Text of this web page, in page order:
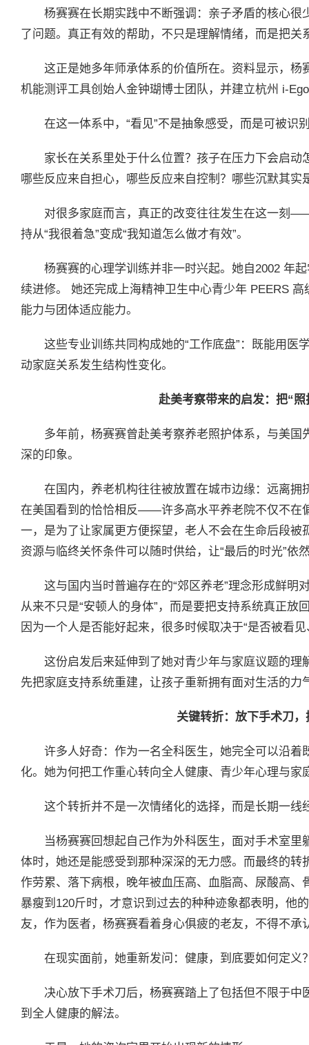
杨赛赛在长期实践中不断强调：亲子矛盾的核心很
了问题。真正有效的帮助，不只是理解情绪，而是把关
这正是她多年师承体系的价值所在。资料显示，杨
机能测评工具创始人金钟瑚博士团队，并建立杭州 i-
在这一体系中，“看见”不是抽象感受，而是可被识
家长在关系里处于什么位置？孩子在压力下会启
哪些反应来自担心，哪些反应来自控制？哪些沉默其实
对很多家庭而言，真正的改变往往发生在这一刻
持从“我很着急”变成“我知道怎么做才有效”。
杨赛赛的心理学训练并非一时兴起。她自2002 年
续进修。 她还完成上海精神卫生中心青少年 PEERS
能力与团体适应能力。
这些专业训练共同构成她的“工作底盘”：既能用医
动家庭关系发生结构性变化。
赴美考察带来的启发：把“照
多年前，杨赛赛曾赴美考察养老照护体系，与美
深的印象。
在国内，养老机构往往被放置在城市边缘：远离拥
在美国看到的恰恰相反——许多高水平养老院不仅不在
一，是为了让家属更方便探望，老人不会在生命后段
资源与临终关怀条件可以随时供给，让“最后的时光”依
这与国内当时普遍存在的“郊区养老”理念形成鲜明
从来不只是“安顿人的身体”，而是要把支持系统真正放
因为一个人是否能好起来，很多时候取决于“是否被看
这份启发后来延伸到了她对青少年与家庭议题的
先把家庭支持系统重建，让孩子重新拥有面对生活的力
关键转折：放下手术刀
许多人好奇：作为一名全科医生，她完全可以沿
化。她为何把工作重心转向全人健康、青少年心理与家
这个转折并不是一次情绪化的选择，而是长期一线
当杨赛赛回想起自己作为外科医生，面对手术室
体时，她还是能感受到那种深深的无力感。而最终的
作劳累、落下病根，晚年被血压高、血脂高、尿酸高、
暴瘦到120斤时，才意识到过去的种种迹象都表明，他
友，作为医者，杨赛赛看着身心俱疲的老友，不得不承
在现实面前，她重新发问：健康，到底要如何定义
决心放下手术刀后，杨赛赛踏上了包括但不限于
到全人健康的解法。